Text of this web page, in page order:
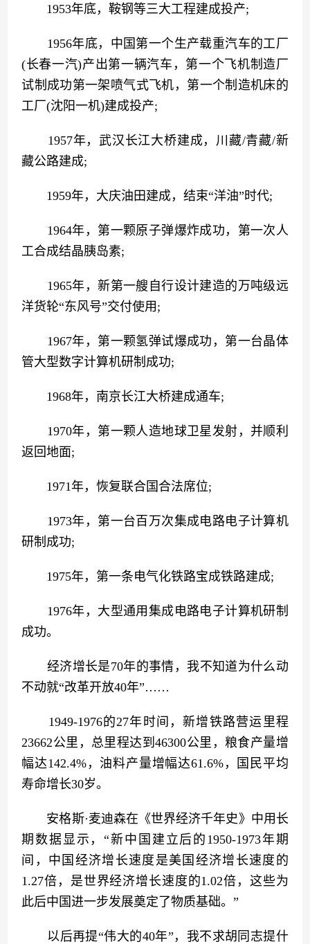
1953年底，鞍钢等三大工程建成投产;
1956年底，中国第一个生产载重汽车的工厂
(长春一汽)产出第一辆汽车，第一个飞机制造厂
试制成功第一架喷气式飞机，第一个制造机床的
工厂(沈阳一机)建成投产;
1957年，武汉长江大桥建成，川藏/青藏/新
藏公路建成;
1959年，大庆油田建成，结束“洋油”时代;
1964年，第一颗原子弹爆炸成功，第一次人
工合成结晶胰岛素;
1965年，新第一艘自行设计建造的万吨级远
洋货轮“东风号”交付使用;
1967年，第一颗氢弹试爆成功，第一台晶体
管大型数字计算机研制成功;
1968年，南京长江大桥建成通车;
1970年，第一颗人造地球卫星发射，并顺利
返回地面;
1971年，恢复联合国合法席位;
1973年，第一台百万次集成电路电子计算机
研制成功;
1975年，第一条电气化铁路宝成铁路建成;
1976年，大型通用集成电路电子计算机研制
成功。
经济增长是70年的事情，我不知道为什么动
不动就“改革开放40年”……
1949-1976的27年时间，新增铁路营运里程
23662公里，总里程达到46300公里，粮食产量增
幅达142.4%，油料产量增幅达61.6%，国民平均
寿命增长30岁。
安格斯·麦迪森在《世界经济千年史》中用长
期数据显示，“新中国建立后的1950-1973年期
间，中国经济增长速度是美国经济增长速度的
1.27倍，是世界经济增长速度的1.02倍，这些为
此后中国进一步发展奠定了物质基础。”
以后再提“伟大的40年”，我不求胡同志提什